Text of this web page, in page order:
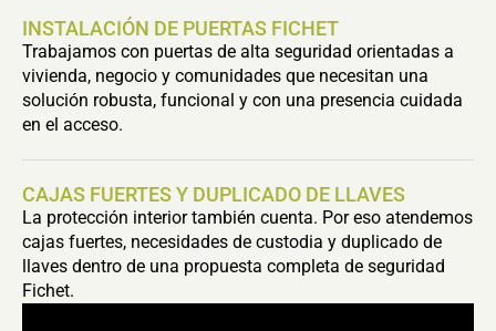
INSTALACIÓN DE PUERTAS FICHET
Trabajamos con puertas de alta seguridad orientadas a
vivienda, negocio y comunidades que necesitan una
solución robusta, funcional y con una presencia cuidada
en el acceso.
CAJAS FUERTES Y DUPLICADO DE LLAVES
La protección interior también cuenta. Por eso atendemos
cajas fuertes, necesidades de custodia y duplicado de
llaves dentro de una propuesta completa de seguridad
Fichet.